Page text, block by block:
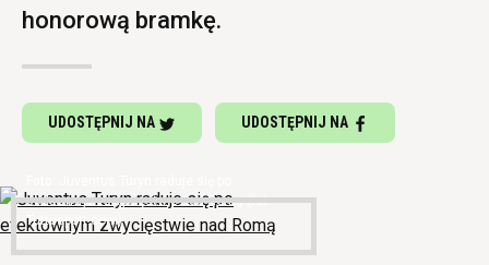
honorową bramkę.
UDOSTĘPNIJ NA UDOSTĘPNIJ NA
efektownym zwycięstwie nad Romą (fot.
Tuttosport.com)